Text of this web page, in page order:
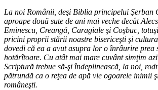
La noi Românii, deşi Biblia principelui Şerban
aproape două sute de ani mai veche decât
Eminescu, Creangă, Caragiale şi Coşbuc,
pricini proprii stării noastre bisericeşti şi
dovedi că ea a avut asupra lor o înrâurire prea
hotărîtoare. Cu atât mai mare cuvânt simţim
Scriptură trebue să-şi îndeplinească, la noi,
pătrundă ca o reţea de apă vie ogoarele inimii
româneşti.